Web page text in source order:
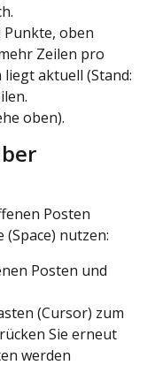
Punkte, oben
Zeilen pro
liegt aktuell (Stand:
oben).
Posten
nutzen:
Posten und
(Cursor) zum
Sie erneut
werden